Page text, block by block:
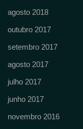
agosto 2018
outubro 2017
setembro 2017
agosto 2017
julho 2017
junho 2017
novembro 2016